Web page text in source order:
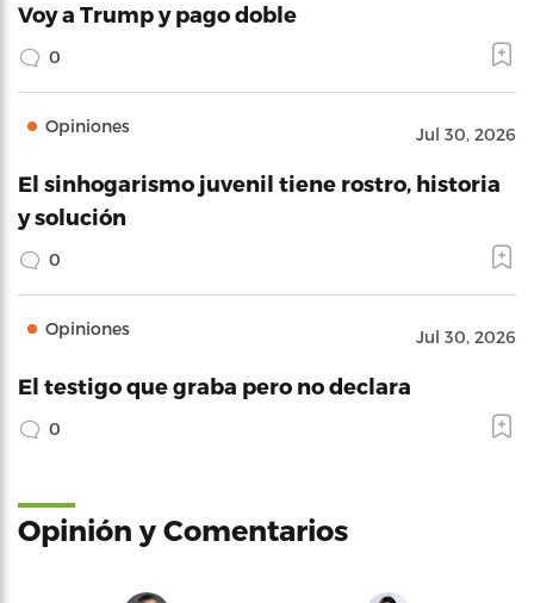
Voy a Trump y pago doble
0
Opiniones Jul 30, 2026
El sinhogarismo juvenil tiene rostro, historia
y solución
0
Opiniones Jul 30, 2026
El testigo que graba pero no declara
0
Opinión y Comentarios